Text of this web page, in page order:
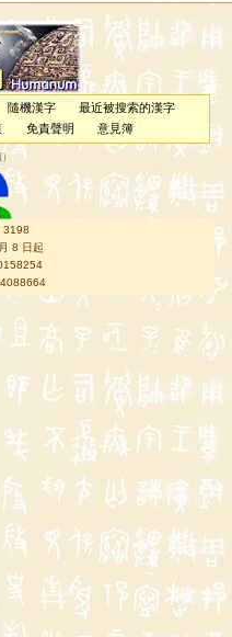
隨機漢字
最近被搜索的漢字
免責聲明 意見簿
）
3198
8 日起